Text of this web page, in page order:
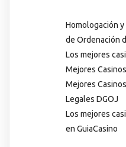
Homologación
de Ordenación
Los mejores
Mejores
Mejores
Legales DGOJ
Los mejores
en GuiaCasino